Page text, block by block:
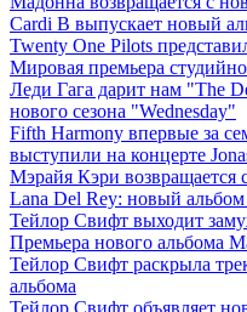
Cardi B выпускает новый
Twenty One Pilots
Мировая премьера
Леди Гага дарит нам "The
нового сезона "Wednesday"
Fifth Harmony впервые за
выступили на концерте
Мэрайя Кэри возвращается
Lana Del Rey: новый альбом
Тейлор Свифт выходит
Премьера нового альбома
Тейлор Свифт раскрыла
альбома
Тейлор Свифт объявляет